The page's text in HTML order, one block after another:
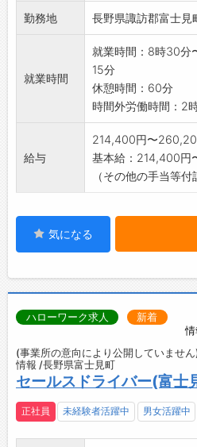
勤務地 長野県諏訪郡富士
就業時間
就業時間：8時30分
15分
休憩時間：60分
時間外労働時間：2
給与
214,400円〜
基本給：214,400円
（その他の手当等
気になる
ハローワーク求人 新着
(事業所の意向により公開していません
情報 /長野県富士見町
セールスドライバー(富士
正社員 未経験者活躍中 男女活躍中